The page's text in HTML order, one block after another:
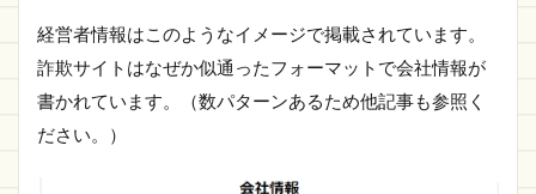
経営者情報はこのようなイメージで掲載されています。
詐欺サイトはなぜか似通ったフォーマットで会社情報が
書かれています。（数パターンあるため他記事も参照く
ださい。）